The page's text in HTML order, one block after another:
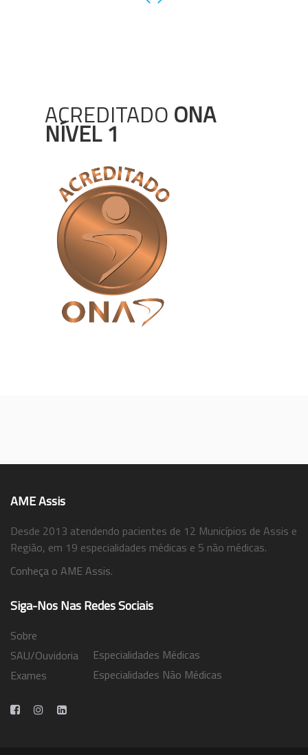
ACREDITADO ONA
NÍVEL 1
AME Assis
Desde 2013 atendendo pacientes de 12 Municípios de Assis e
Região, em 19 especialidades médicas e 5 não médicas.
Conheça o AME Assis.
Siga-Nos Nas Redes Sociais
Sobre
SAU/Ouvidoria
Exames
Especialidades Médicas
Especialidades Não Médicas